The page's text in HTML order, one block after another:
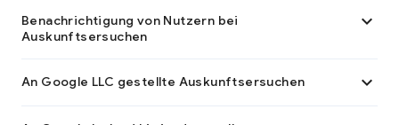
Benachrichtigung von Nutzern bei
Auskunftsersuchen

An Google LLC gestellte Auskunftsersuchen 